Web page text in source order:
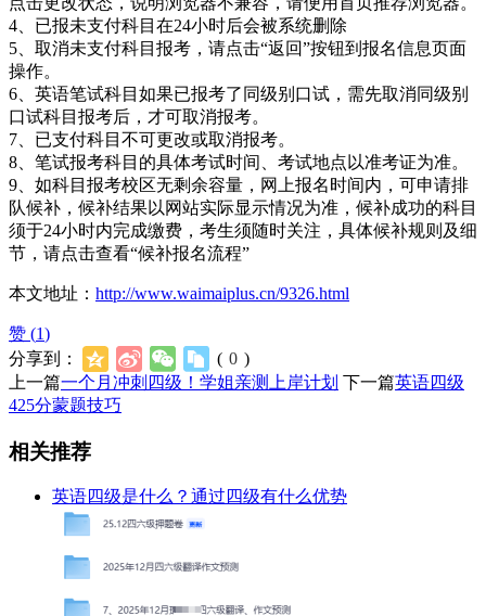
4、已报未支付科目在24小时后会被系统删除
5、取消未支付科目报考，请点击“返回”按钮到报名信息页面
操作。
6、英语笔试科目如果已报考了同级别口试，需先取消同级别
口试科目报考后，才可取消报考。
7、已支付科目不可更改或取消报考。
8、笔试报考科目的具体考试时间、考试地点以准考证为准。
9、如科目报考校区无剩余容量，网上报名时间内，可申请排
队候补，候补结果以网站实际显示情况为准，候补成功的科目
须于24小时内完成缴费，考生须随时关注，具体候补规则及细
节，请点击查看“候补报名流程”
本文地址： http://www.waimaiplus.cn/9326.html
赞 (1)
分享到：
( 0 )
上一篇一个月冲刺四级！学姐亲测上岸计划 下一篇英语四级
425分蒙题技巧
相关推荐
英语四级是什么？通过四级有什么优势